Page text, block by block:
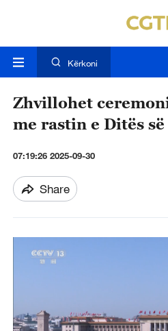
Kërkoni
Zhvillohet
me rastin e Ditës
07:19:26 2025-09-30
Share